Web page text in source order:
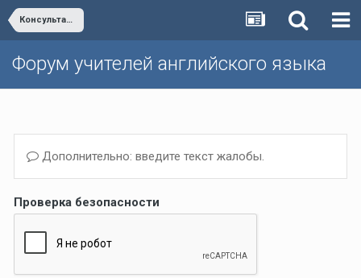
Консультация с авторами учебников "Enjoy English"
Форум учителей английского языка
Дополнительно: введите текст жалобы.
Проверка безопасности